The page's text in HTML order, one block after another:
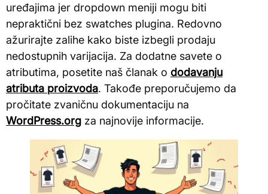
uređajima jer dropdown meniji mogu biti
nepraktični bez swatches plugina. Redovno
ažurirajte zalihe kako biste izbegli prodaju
nedostupnih varijacija. Za dodatne savete o
atributima, posetite naš članak o dodavanju
atributa proizvoda. Takođe preporučujemo da
pročitate zvaničnu dokumentaciju na
WordPress.org za najnovije informacije.